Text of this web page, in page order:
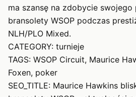
ma szansę na zdobycie
bransolety WSOP podczas
NLH/PLO Mixed.
CATEGORY: turnieje
TAGS: WSOP Circuit, Maurice
Foxen, poker
SEO_TITLE: Maurice Hawkins